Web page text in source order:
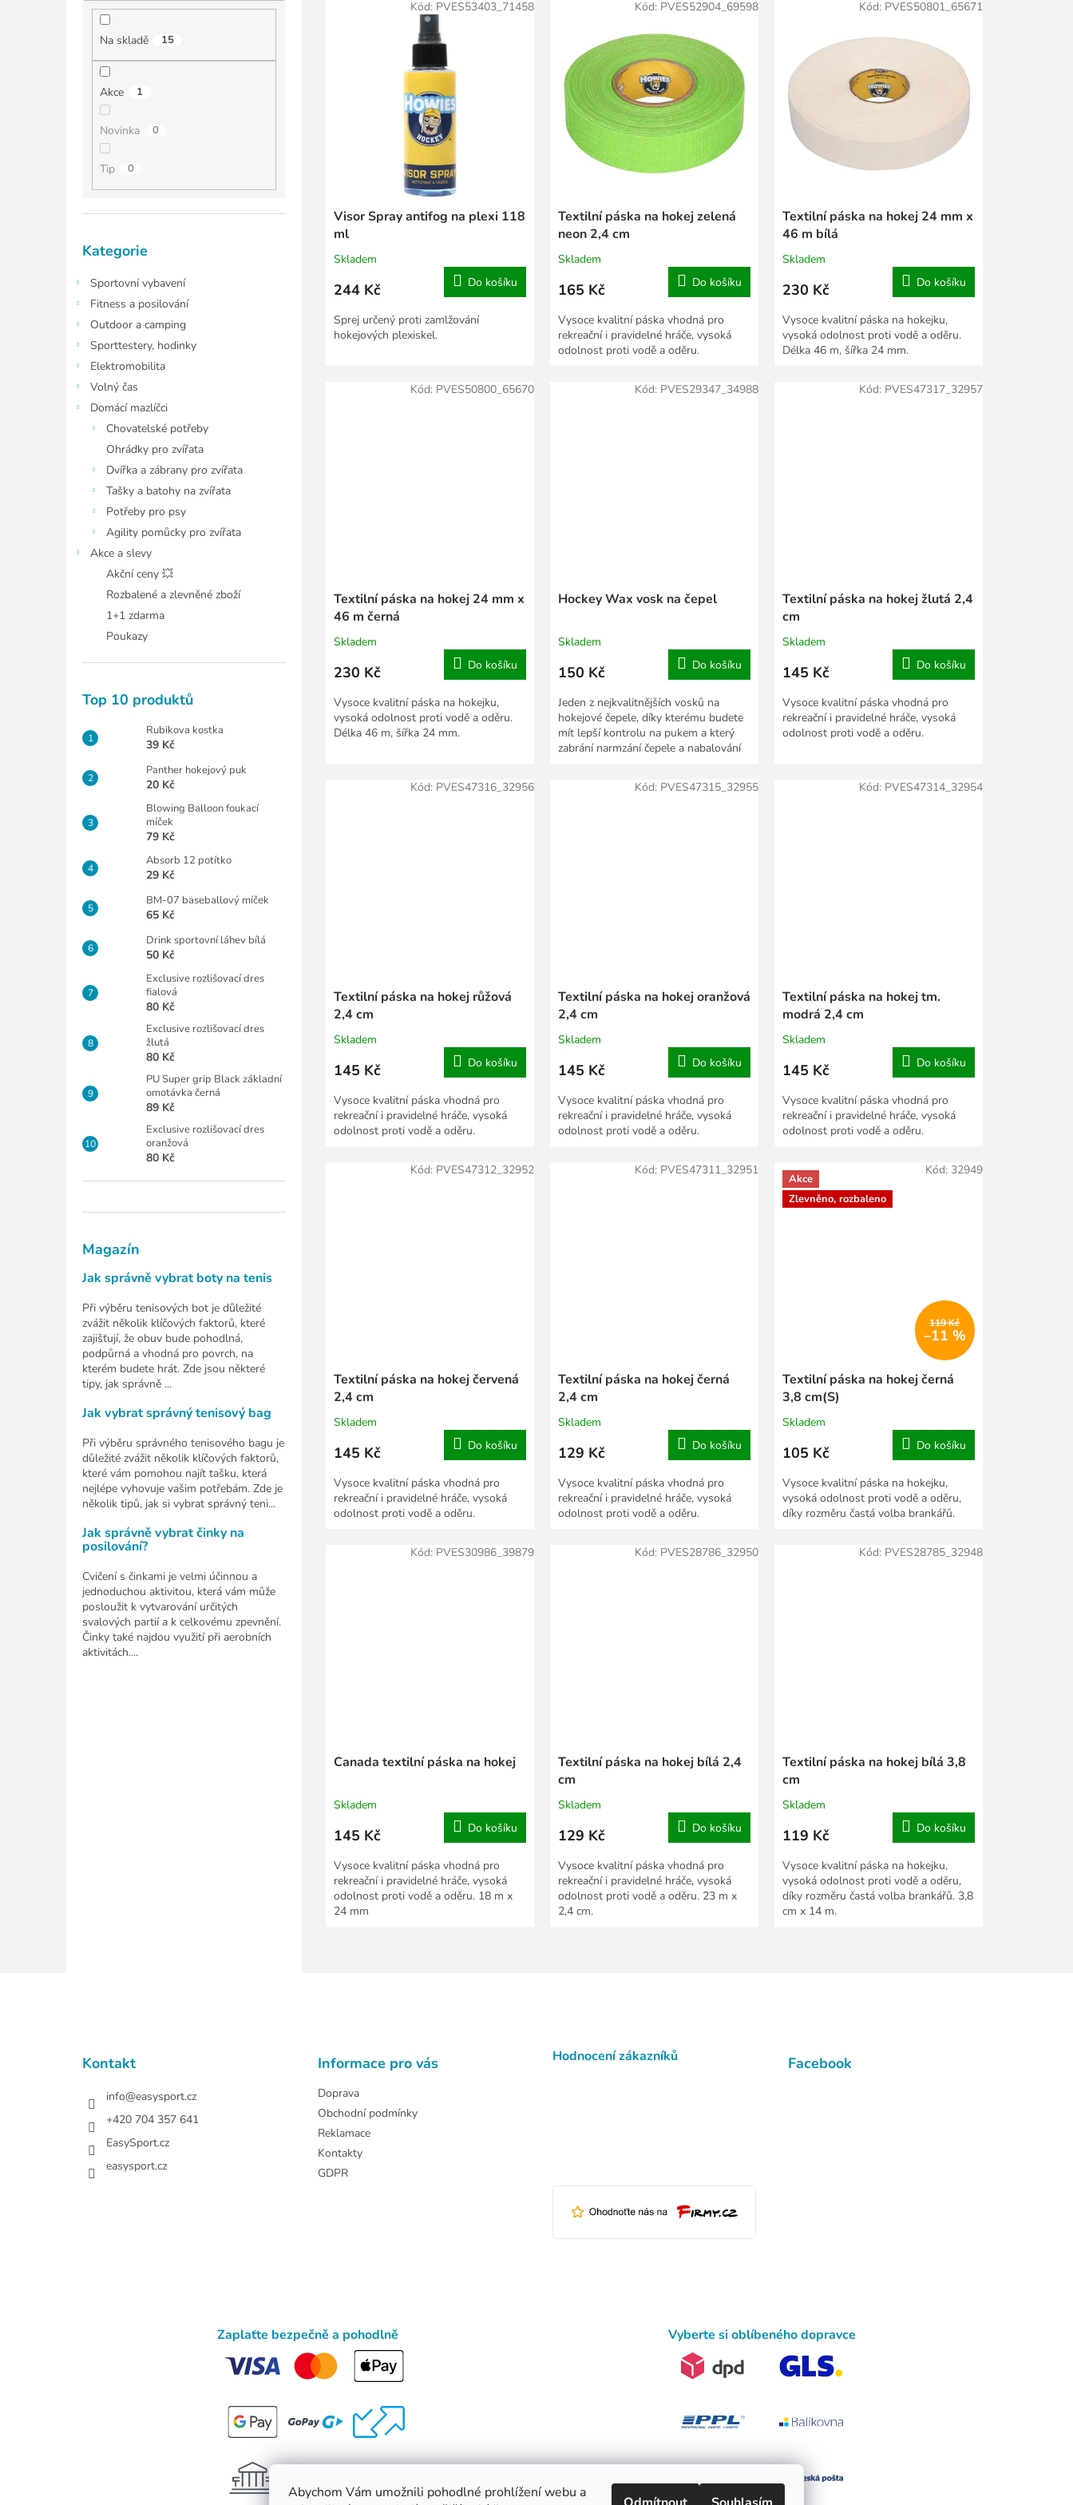
Abychom Vám umožnili pohodlné prohlížení webu a
Na skladě 15
Akce 1
Novinka 0
Tip 0
kategorie
Kategorie
Sportovní vybavení
Fitness a posilování
Outdoor a camping
Sporttestery, hodinky
Elektromobilita
Volný čas
Domácí mazlíčci
Chovatelské potřeby
Ohrádky pro zvířata
Dvířka a zábrany pro zvířata
Tašky a batohy na zvířata
Potřeby pro psy
Agility pomůcky pro zvířata
Akce a slevy
Akční ceny 💥
Rozbalené a zlevněné zboží
1+1 zdarma
Poukazy
Top 10 produktů
Rubikova kostka
39 Kč
Panther hokejový puk
20 Kč
Blowing Balloon foukací
míček
79 Kč
Absorb 12 potítko
29 Kč
BM-07 baseballový míček
65 Kč
Drink sportovní láhev bílá
50 Kč
Exclusive rozlišovací dres
fialová
80 Kč
Exclusive rozlišovací dres
žlutá
80 Kč
PU Super grip Black základní
omotávka černá
89 Kč
Exclusive rozlišovací dres
oranžová
80 Kč
Magazín
Jak správně vybrat boty na tenis
Při výběru tenisových bot je důležité
zvážit několik klíčových faktorů, které
zajišťují, že obuv bude pohodlná,
podpůrná a vhodná pro povrch, na
kterém budete hrát. Zde jsou některé
tipy, jak správně ...
Jak vybrat správný tenisový bag
Při výběru správného tenisového bagu je
důležité zvážit několik klíčových faktorů,
které vám pomohou najít tašku, která
nejlépe vyhovuje vašim potřebám. Zde je
několik tipů, jak si vybrat správný teni...
Jak správně vybrat činky na
posilování?
Cvičení s činkami je velmi účinnou a
jednoduchou aktivitou, která vám může
posloužit k vytvarování určitých
svalových partií a k celkovému zpevnění.
Činky také najdou využití při aerobních
aktivitách....
Visor Spray antifog na plexi 118
ml
Skladem
244 Kč Do košíku
Sprej určený proti zamlžování
hokejových plexiskel.
Kód: PVES53403_71458
Textilní páska na hokej zelená
neon 2,4 cm
Skladem
165 Kč Do košíku
Vysoce kvalitní páska vhodná pro
rekreační i pravidelné hráče, vysoká
odolnost proti vodě a oděru.
Kód: PVES52904_69598
Textilní páska na hokej 24 mm x
46 m bílá
Skladem
230 Kč Do košíku
Vysoce kvalitní páska na hokejku,
vysoká odolnost proti vodě a oděru.
Délka 46 m, šířka 24 mm.
Kód: PVES50801_65671
Textilní páska na hokej 24 mm x
46 m černá
Skladem
230 Kč Do košíku
Vysoce kvalitní páska na hokejku,
vysoká odolnost proti vodě a oděru.
Délka 46 m, šířka 24 mm.
Kód: PVES50800_65670
Hockey Wax vosk na čepel
Skladem
150 Kč Do košíku
Jeden z nejkvalitnějších vosků na
hokejové čepele, díky kterému budete
mít lepší kontrolu na pukem a který
zabrání narmzání čepele a nabalování
Kód: PVES29347_34988
Textilní páska na hokej žlutá 2,4
cm
Skladem
145 Kč Do košíku
Vysoce kvalitní páska vhodná pro
rekreační i pravidelné hráče, vysoká
odolnost proti vodě a oděru.
Kód: PVES47317_32957
Textilní páska na hokej růžová
2,4 cm
Skladem
145 Kč Do košíku
Vysoce kvalitní páska vhodná pro
rekreační i pravidelné hráče, vysoká
odolnost proti vodě a oděru.
Kód: PVES47316_32956
Textilní páska na hokej oranžová
2,4 cm
Skladem
145 Kč Do košíku
Vysoce kvalitní páska vhodná pro
rekreační i pravidelné hráče, vysoká
odolnost proti vodě a oděru.
Kód: PVES47315_32955
Textilní páska na hokej tm.
modrá 2,4 cm
Skladem
145 Kč Do košíku
Vysoce kvalitní páska vhodná pro
rekreační i pravidelné hráče, vysoká
odolnost proti vodě a oděru.
Kód: PVES47314_32954
Textilní páska na hokej červená
2,4 cm
Skladem
145 Kč Do košíku
Vysoce kvalitní páska vhodná pro
rekreační i pravidelné hráče, vysoká
odolnost proti vodě a oděru.
Kód: PVES47312_32952
Textilní páska na hokej černá
2,4 cm
Skladem
129 Kč Do košíku
Vysoce kvalitní páska vhodná pro
rekreační i pravidelné hráče, vysoká
odolnost proti vodě a oděru.
Kód: PVES47311_32951
Akce
Zlevněno, rozbaleno
119 Kč
–11 %
Textilní páska na hokej černá
3,8 cm(S)
Skladem
105 Kč Do košíku
Vysoce kvalitní páska na hokejku,
vysoká odolnost proti vodě a oděru,
díky rozměru častá volba brankářů.
Kód: 32949
Canada textilní páska na hokej
Skladem
145 Kč Do košíku
Vysoce kvalitní páska vhodná pro
rekreační i pravidelné hráče, vysoká
odolnost proti vodě a oděru. 18 m x
24 mm
Kód: PVES30986_39879
Textilní páska na hokej bílá 2,4
cm
Skladem
129 Kč Do košíku
Vysoce kvalitní páska vhodná pro
rekreační i pravidelné hráče, vysoká
odolnost proti vodě a oděru. 23 m x
2,4 cm.
Kód: PVES28786_32950
Textilní páska na hokej bílá 3,8
cm
Skladem
119 Kč Do košíku
Vysoce kvalitní páska na hokejku,
vysoká odolnost proti vodě a oděru,
díky rozměru častá volba brankářů. 3,8
cm x 14 m.
Kód: PVES28785_32948
í
s
Kontakt
info@easysport.cz
+420 704 357 641
EasySport.cz
easysport.cz
Informace pro vás
Doprava
Obchodní podmínky
Reklamace
Kontakty
GDPR
Hodnocení zákazníků Facebook
Zaplaťte bezpečně a pohodlně Vyberte si oblíbeného dopravce